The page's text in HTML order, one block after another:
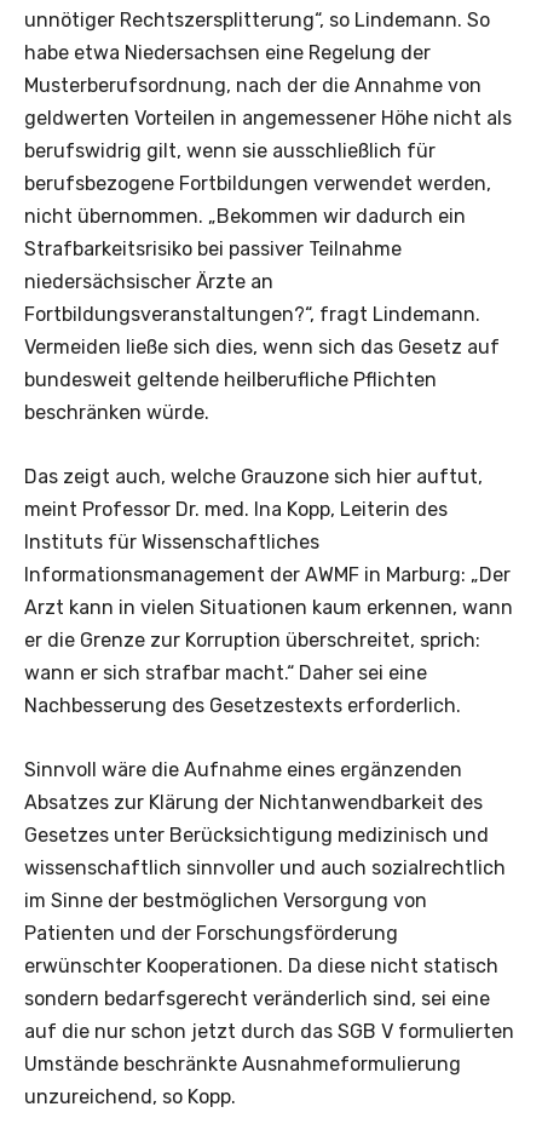
unnötiger Rechtszersplitterung“, so Lindemann. So
habe etwa Niedersachsen eine Regelung der
Musterberufsordnung, nach der die Annahme von
geldwerten Vorteilen in angemessener Höhe nicht als
berufswidrig gilt, wenn sie ausschließlich für
berufsbezogene Fortbildungen verwendet werden,
nicht übernommen. „Bekommen wir dadurch ein
Strafbarkeitsrisiko bei passiver Teilnahme
niedersächsischer Ärzte an
Fortbildungsveranstaltungen?“, fragt Lindemann.
Vermeiden ließe sich dies, wenn sich das Gesetz auf
bundesweit geltende heilberufliche Pflichten
beschränken würde.
Das zeigt auch, welche Grauzone sich hier auftut,
meint Professor Dr. med. Ina Kopp, Leiterin des
Instituts für Wissenschaftliches
Informationsmanagement der AWMF in Marburg: „Der
Arzt kann in vielen Situationen kaum erkennen, wann
er die Grenze zur Korruption überschreitet, sprich:
wann er sich strafbar macht.“ Daher sei eine
Nachbesserung des Gesetzestexts erforderlich.
Sinnvoll wäre die Aufnahme eines ergänzenden
Absatzes zur Klärung der Nichtanwendbarkeit des
Gesetzes unter Berücksichtigung medizinisch und
wissenschaftlich sinnvoller und auch sozialrechtlich
im Sinne der bestmöglichen Versorgung von
Patienten und der Forschungsförderung
erwünschter Kooperationen. Da diese nicht statisch
sondern bedarfsgerecht veränderlich sind, sei eine
auf die nur schon jetzt durch das SGB V formulierten
Umstände beschränkte Ausnahmeformulierung
unzureichend, so Kopp.